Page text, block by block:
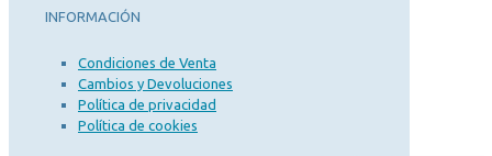
INFORMACIÓN
Condiciones de Venta
Cambios y Devoluciones
Política de privacidad
Política de cookies